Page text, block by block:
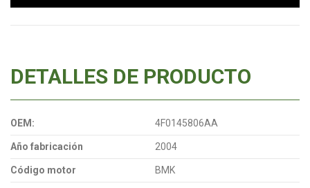
DETALLES DE PRODUCTO
OEM: 4F0145806AA
Año fabricación 2004
Código motor BMK